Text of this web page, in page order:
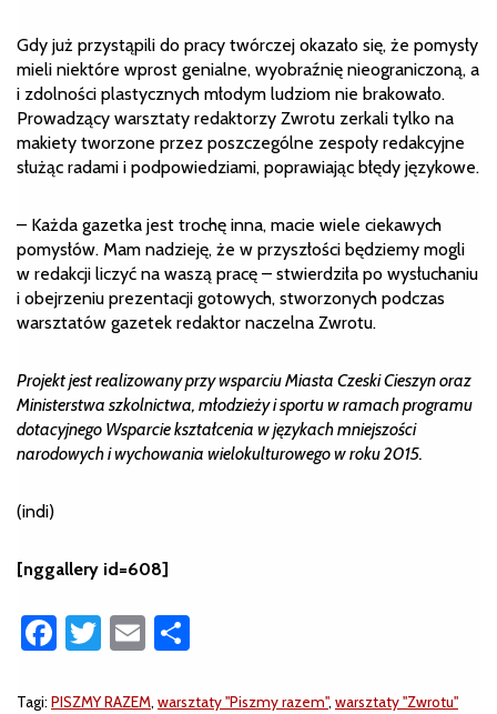
Gdy już przystąpili do pracy twórczej okazało się, że pomysły
mieli niektóre wprost genialne, wyobraźnię nieograniczoną, a
i zdolności plastycznych młodym ludziom nie brakowało.
Prowadzący warsztaty redaktorzy Zwrotu zerkali tylko na
makiety tworzone przez poszczególne zespoły redakcyjne
służąc radami i podpowiedziami, poprawiając błędy językowe.
– Każda gazetka jest trochę inna, macie wiele ciekawych
pomysłów. Mam nadzieję, że w przyszłości będziemy mogli
w redakcji liczyć na waszą pracę – stwierdziła po wysłuchaniu
i obejrzeniu prezentacji gotowych, stworzonych podczas
warsztatów gazetek redaktor naczelna Zwrotu.
Projekt jest realizowany przy wsparciu Miasta Czeski Cieszyn oraz
Ministerstwa szkolnictwa, młodzieży i sportu w ramach programu
dotacyjnego Wsparcie kształcenia w językach mniejszości
narodowych i wychowania wielokulturowego w roku 2015.
(indi)
[nggallery id=608]
Facebook
Twitter
Email
Tagi: PISZMY RAZEM, warsztaty "Piszmy razem", warsztaty "Zwrotu"